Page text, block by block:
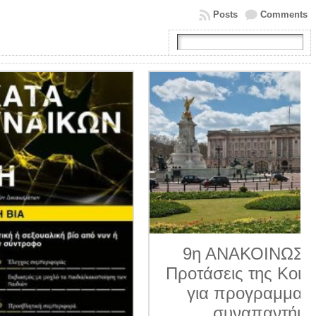
Comments
Posts
9η ΑΝΑΚΟΙΝΩΣΗ 2026.
Προτάσεις της Κοινο_Τοπίας
για προγραμματισμένα